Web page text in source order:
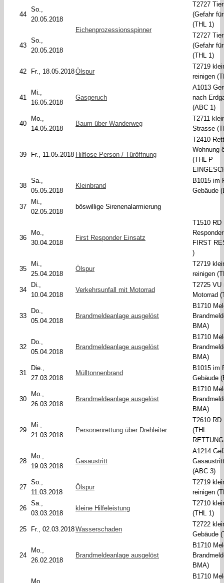
44
So.,
20.05.2018
Eichenprozessionsspinner
T2727
(Gefahr
(THL 1)
43
So.,
20.05.2018
T2727
(Gefahr
(THL 1)
42 Fr., 18.05.2018Ölspur
T2719
reinigen
41
Mi.,
16.05.2018
Gasgeruch
A1013
nach
(ABC 1)
40
Mo.,
14.05.2018
Baum über Wanderweg
T2711
Strasse
39 Fr., 11.05.2018 Hilflose Person / Türöffnung
T2410
Wohnung
(THL P
38
Sa.,
05.05.2018
Kleinbrand
B1015 im
Gebäude
37
Mi.,
02.05.2018
böswillige Sirenenalarmierung
36
Mo.,
30.04.2018
First Responder Einsatz
T1510 RD
FIRST
)
35
Mi.,
25.04.2018
Ölspur
T2719
reinigen
34
Di.,
10.04.2018
Verkehrsunfall mit Motorrad
T2725 VU
Motorrad
33
Do.,
05.04.2018
Brandmeldeanlage ausgelöst
B1710
BMA)
32
Do.,
05.04.2018
Brandmeldeanlage ausgelöst
B1710
BMA)
31
Die.,
27.03.2018
Mülltonnenbrand
B1015 im
Gebäude
30
Mo.,
26.03.2018
Brandmeldeanlage ausgelöst
B1710
BMA)
29
Mi.,
21.03.2018
Personenrettung über Drehleiter
T2610 RD
(THL
28
Mo.,
19.03.2018
Gasaustritt
A1214
(ABC 3)
27
So.,
11.03.2018
Ölspur
T2719
reinigen
26
Sa.,
03.03.2018
kleine Hilfeleistung
T2710
(THL 1)
25 Fr., 02.03.2018Wasserschaden
T2722
Gebäude
24
Mo.,
26.02.2018
Brandmeldeanlage ausgelöst
B1710
BMA)
Mo.,
B1710